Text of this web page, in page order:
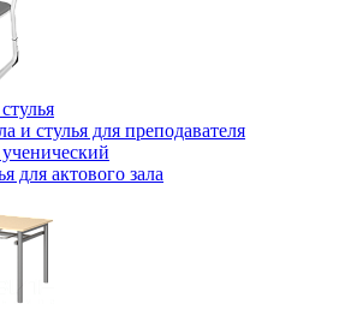
и стулья для преподавателя
для актового зала